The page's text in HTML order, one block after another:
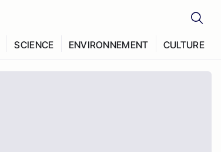
SCIENCE ENVIRONNEMENT CULTURE